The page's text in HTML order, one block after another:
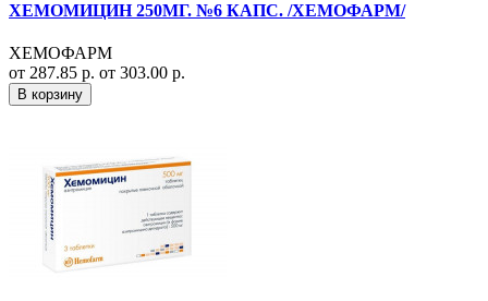
ХЕМОМИЦИН 250МГ. №6 КАПС. /ХЕМОФАРМ/
ХЕМОФАРМ
от 287.85 р. от 303.00 р.
В корзину